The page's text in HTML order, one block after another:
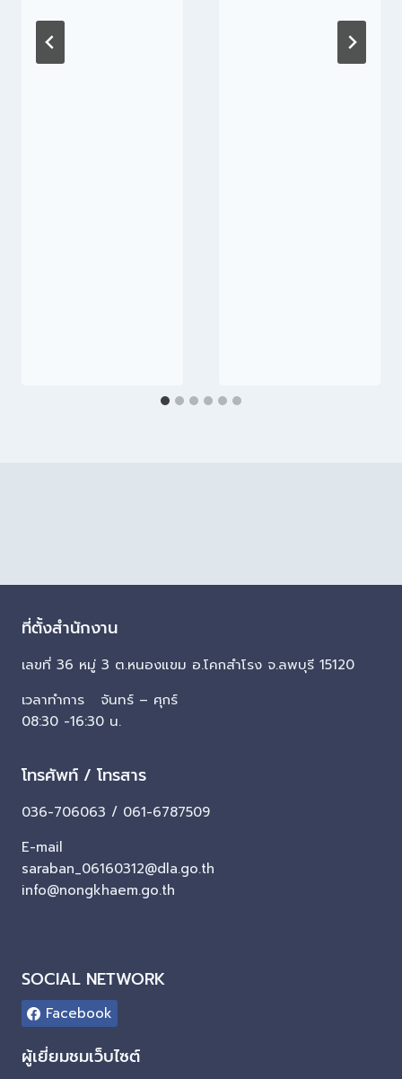
ที่ตั้งสำนักงาน
เลขที่ 36 หมู่ 3 ต.หนองแขม อ.โคกสำโรง จ.ลพบุรี 15120
เวลาทำการ จันทร์ – ศุกร์
08:30 -16:30 น.
โทรศัพท์ / โทรสาร
036-706063 / 061-6787509
E-mail
saraban_06160312@dla.go.th
info@nongkhaem.go.th
SOCIAL NETWORK
Facebook
ผู้เยี่ยมชมเว็บไซต์